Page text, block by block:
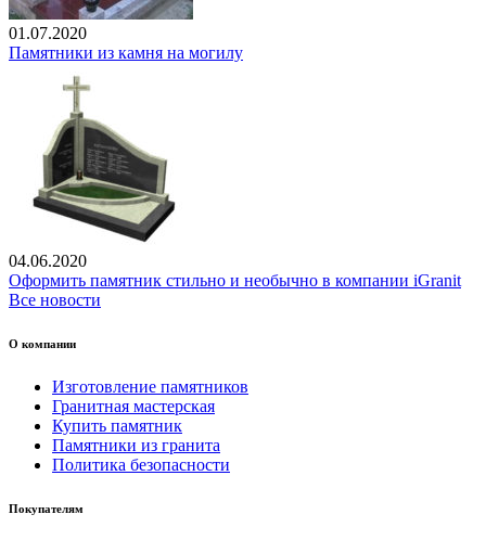
01.07.2020
Памятники из камня на могилу
04.06.2020
Оформить памятник стильно и необычно в компании iGranit
Все новости
О компании
Изготовление памятников
Гранитная мастерская
Купить памятник
Памятники из гранита
Политика безопасности
Покупателям